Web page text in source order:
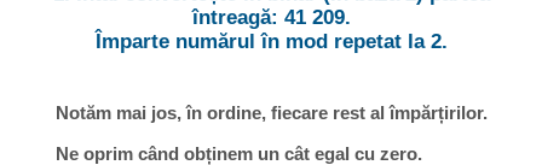
întreagă: 41 209.
Împarte numărul în mod repetat la 2.
Notăm mai jos, în ordine, fiecare rest al împărțirilor.
Ne oprim când obținem un cât egal cu zero.